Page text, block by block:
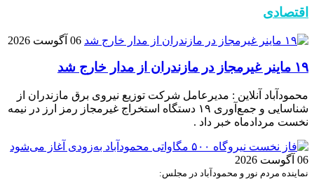
اقتصادی
06 آگوست 2026
۱۹ ماینر غیرمجاز در مازندران از مدار خارج شد
محمودآباد آنلاین : مدیرعامل شرکت توزیع نیروی برق مازندران از
شناسایی و جمع‌آوری ۱۹ دستگاه استخراج غیرمجاز رمز ارز در نیمه
نخست مردادماه خبر داد .
06 آگوست 2026
نماینده مردم نور و محمودآباد در مجلس: